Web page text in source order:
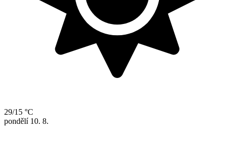
29/15 °C
pondělí 10. 8.